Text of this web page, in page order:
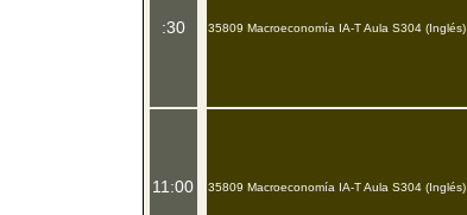
:30
11:00
35809 Macroeconomía IA-T Aula S304 (Inglés)
35809 Macroeconomía IA-T Aula S304 (Inglés)